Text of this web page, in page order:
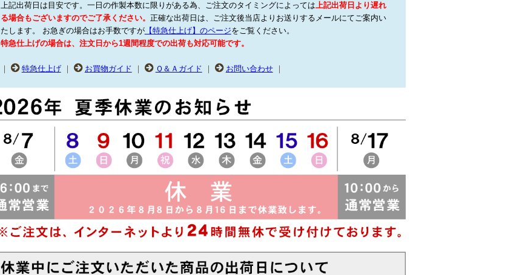
上記出荷日は目安です。一日の作製本数に限りがある為、ご注文のタイミングによっては上記出荷日より遅れ
る場合もございますのでご了承ください。 正確な出荷日は、ご注文後当店よりお送りするメールにてご案内い
たします。 お急ぎの場合はお手数ですが【特急仕上げ】のページをご覧ください。
特急仕上げの場合は、注文日から1週間程度での出荷も対応可能です。
｜ 特急仕上げ｜ お買物ガイド ｜ Ｑ＆Ａガイド ｜ お問い合わせ｜